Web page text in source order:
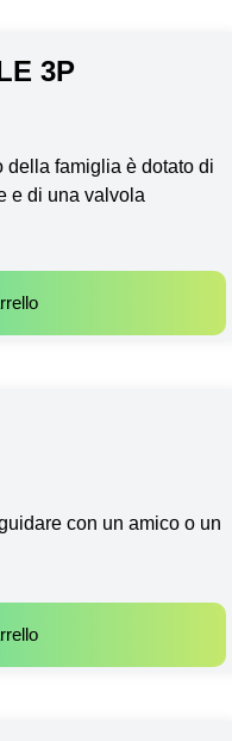
3P
della famiglia è dotato di
e di una valvola
con un amico o un